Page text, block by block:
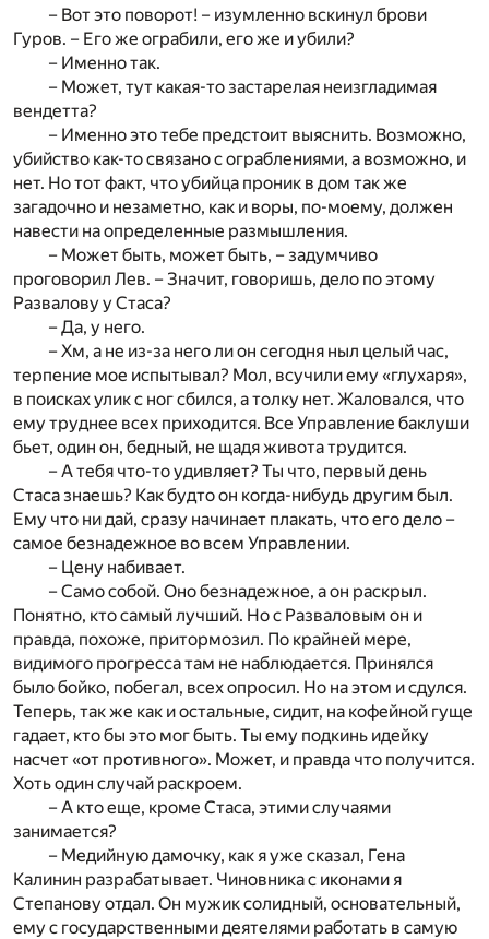
– Вот это поворот! – изумленно вскинул брови
Гуров. – Его же ограбили, его же и убили?
– Именно так.
– Может, тут какая-то застарелая неизгладимая
вендетта?
– Именно это тебе предстоит выяснить. Возможно,
убийство как-то связано с ограблениями, а возможно, и
нет. Но тот факт, что убийца проник в дом так же
загадочно и незаметно, как и воры, по-моему, должен
навести на определенные размышления.
– Может быть, может быть, – задумчиво
проговорил Лев. – Значит, говоришь, дело по этому
Развалову у Стаса?
– Да, у него.
– Хм, а не из-за него ли он сегодня ныл целый час,
терпение мое испытывал? Мол, всучили ему «глухаря»,
в поисках улик с ног сбился, а толку нет. Жаловался, что
ему труднее всех приходится. Все Управление баклуши
бьет, один он, бедный, не щадя живота трудится.
– А тебя что-то удивляет? Ты что, первый день
Стаса знаешь? Как будто он когда-нибудь другим был.
Ему что ни дай, сразу начинает плакать, что его дело –
самое безнадежное во всем Управлении.
– Цену набивает.
– Само собой. Оно безнадежное, а он раскрыл.
Понятно, кто самый лучший. Но с Разваловым он и
правда, похоже, притормозил. По крайней мере,
видимого прогресса там не наблюдается. Принялся
было бойко, побегал, всех опросил. Но на этом и сдулся.
Теперь, так же как и остальные, сидит, на кофейной гуще
гадает, кто бы это мог быть. Ты ему подкинь идейку
насчет «от противного». Может, и правда что получится.
Хоть один случай раскроем.
– А кто еще, кроме Стаса, этими случаями
занимается?
– Медийную дамочку, как я уже сказал, Гена
Калинин разрабатывает. Чиновника с иконами я
Степанову отдал. Он мужик солидный, основательный,
ему с государственными деятелями работать в самую